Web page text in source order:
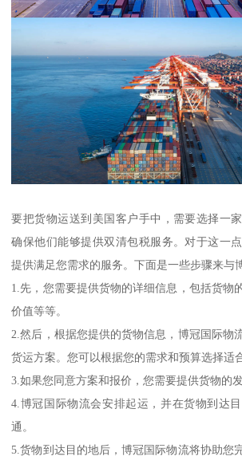
要把货物运送到美国客户手中，需要选择一
确保他们能够提供双清包税服务。对于这一
提供满足您需求的服务。下面是一些步骤来与
1.先，您需要提供货物的详细信息，包括货物
价值等等。
2.然后，根据您提供的货物信息，博冠国际物
货运方案。您可以根据您的需求和预算选择适
3.如果您同意方案和报价，您需要提供货物的
4.博冠国际物流会安排起运，并在货物到达
通。
5.货物到达目的地后，博冠国际物流将协助您